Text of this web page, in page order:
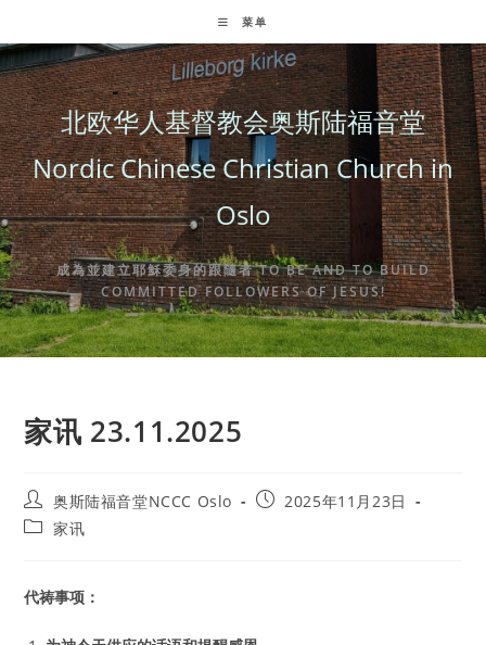
to
content
菜单
北欧华人基督教会奥斯陆福音堂
Nordic Chinese Christian Church in
Oslo
成為並建立耶穌委身的跟隨者 TO BE AND TO BUILD
COMMITTED FOLLOWERS OF JESUS!
家讯 23.11.2025
Post
author:
奥斯陆福音堂NCCC Oslo
Post2025年11月23日
Post家讯
代祷事项：